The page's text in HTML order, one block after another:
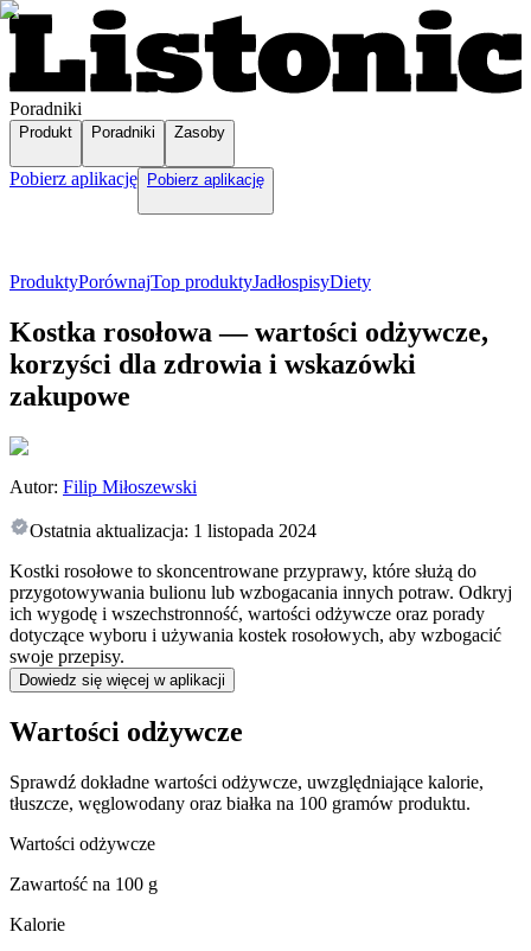
Poradniki
Produkt Poradniki Zasoby
Pobierz aplikację Pobierz aplikację
ProduktyPorównajTop produktyJadłospisyDiety
Kostka rosołowa — wartości odżywcze,
korzyści dla zdrowia i wskazówki
zakupowe
Autor: Filip Miłoszewski
Ostatnia aktualizacja: 1 listopada 2024
Kostki rosołowe to skoncentrowane przyprawy, które służą do
przygotowywania bulionu lub wzbogacania innych potraw. Odkryj
ich wygodę i wszechstronność, wartości odżywcze oraz porady
dotyczące wyboru i używania kostek rosołowych, aby wzbogacić
swoje przepisy.
Dowiedz się więcej w aplikacji
Wartości odżywcze
Sprawdź dokładne wartości odżywcze, uwzględniające kalorie,
tłuszcze, węglowodany oraz białka na 100 gramów produktu.
Wartości odżywcze
Zawartość na 100 g
Kalorie